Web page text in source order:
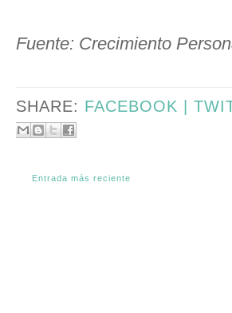
Fuente: Crecimiento
SHARE: FACEBOOK |
Entrada más reciente